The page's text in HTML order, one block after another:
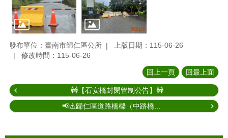
發布單位：臺南市歸仁區公所
上版日期：115-06-26
修改時間：115-06-26
回上一頁 回最上面
🚧【石安橋封閉管制公告】🚧
📢⚠️歸仁區道路橋樑（中路橋...